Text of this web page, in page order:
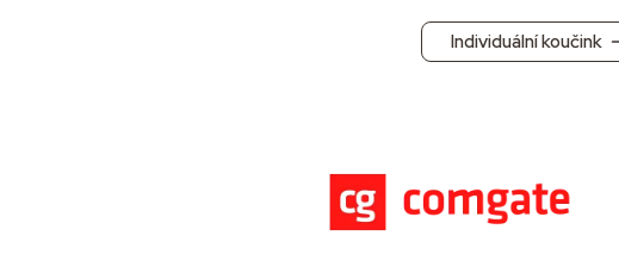
Individuální koučink